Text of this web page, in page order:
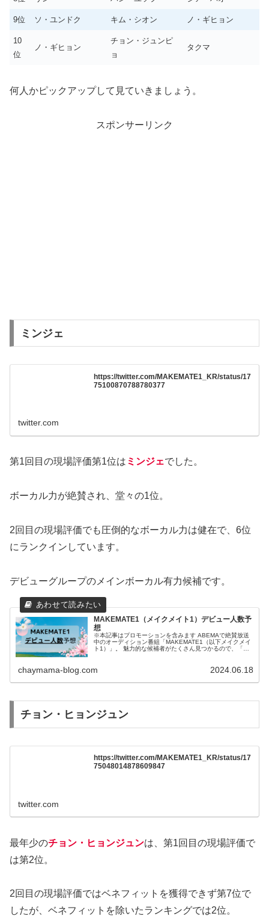
9位 ソ・ユンドク キム・シオン ノ・ギヒョン
10
位
ノ・ギヒョン
チョン・ジュンピ
ョ
タクマ
何人かピックアップして見ていきましょう。
スポンサーリンク
ミンジェ
https://twitter.com/MAKEMATE1_KR/status/17
75100870788780377
twitter.com
第1回目の現場評価第1位は ミンジェでした。
ボーカル力が絶賛され、堂々の1位。
2回目の現場評価でも圧倒的なボーカル力は健在で、6位
にランクインしています。
デビューグループのメインボーカル有力候補です。
MAKEMATE1（メイクメイト1）デビュー人数予
想
※本記事はプロモーションを含みます ABEMAで絶賛放送
中のオーディション番組「MAKEMATE1（以下メイクメイ
ト1）」。 魅力的な候補者がたくさん見つかるので、「メ
chaymama-blog.com 2024.06.18
チョン・ヒョンジュン
https://twitter.com/MAKEMATE1_KR/status/17
75048014878609847
twitter.com
最年少のチョン・ヒョンジュンは、第1回目の現場評価で
は第2位。
2回目の現場評価ではベネフィットを獲得できず第7位で
したが、ベネフィットを除いたランキングでは2位。